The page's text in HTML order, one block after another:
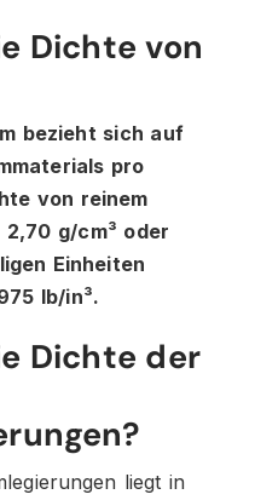
Dichte von
bezieht sich auf
pro
von reinem
g/cm³ oder
Einheiten
lb/in³.
Dichte der
liegt in